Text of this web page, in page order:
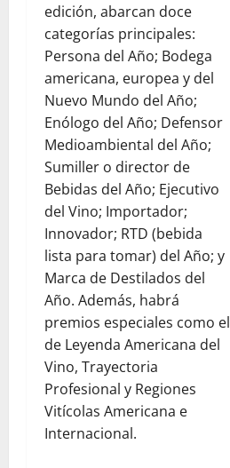
edición, abarcan doce
categorías principales:
Persona del Año; Bodega
americana, europea y del
Nuevo Mundo del Año;
Enólogo del Año; Defensor
Medioambiental del Año;
Sumiller o director de
Bebidas del Año; Ejecutivo
del Vino; Importador;
Innovador; RTD (bebida
lista para tomar) del Año; y
Marca de Destilados del
Año. Además, habrá
premios especiales como el
de Leyenda Americana del
Vino, Trayectoria
Profesional y Regiones
Vitícolas Americana e
Internacional.